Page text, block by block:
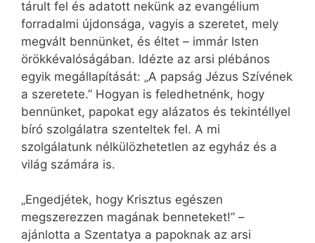
tárult fel és adatott nekünk az evangélium
forradalmi újdonsága, vagyis a szeretet, mely
megvált bennünket, és éltet – immár Isten
örökkévalóságában. Idézte az arsi plébános
egyik megállapítását: „A papság Jézus Szívének
a szeretete.” Hogyan is feledhetnénk, hogy
bennünket, papokat egy alázatos és tekintéllyel
bíró szolgálatra szenteltek fel. A mi
szolgálatunk nélkülözhetetlen az egyház és a
világ számára is.
„Engedjétek, hogy Krisztus egészen
megszerezzen magának benneteket!” –
ajánlotta a Szentatya a papoknak az arsi